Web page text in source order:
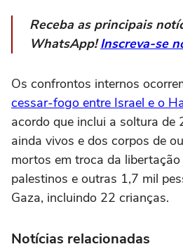
Receba as principais
WhatsApp!Inscreva-se
Os confrontos internos
cessar-fogo entre Israel e o
acordo que inclui a soltura de
ainda vivos e dos corpos de
mortos em troca da
palestinos e outras 1,7 mil
Gaza, incluindo 22 crianças.
Notícias relacionadas